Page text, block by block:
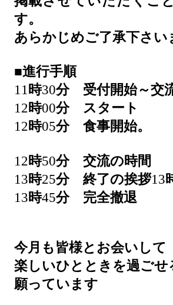
す。
あらかじめご了承下さい
■進行手順
11時30分 受付開始～交
12時00分 スタート
12時05分 食事開始。
12 時50分 交流の時間
13 時25分 終了の挨拶13
13 時45分 完全撤退
今月も皆様とお会いして
楽しいひとときを過ごせ
願っています